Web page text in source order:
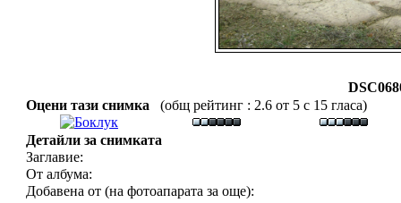
Оцени тази снимка
(общ рейтинг : 2.6 от 5 с 15 гласа)
Детайли за снимката
Заглавие:
От албума:
Добавена от (на фотоапарата за още):